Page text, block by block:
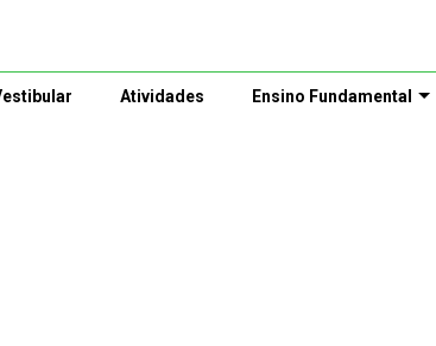
Atividades Ensino Fundamental